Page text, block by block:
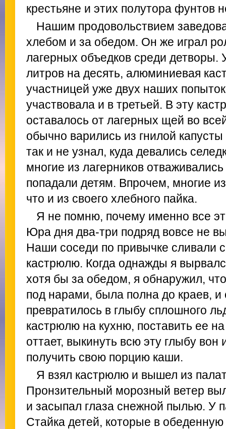
крестьяне и этих полутора фунтов
Нашим продовольствием
хлебом и за обедом. Он же играл
лагерных объедков среди детворы.
литров на десять, алюминиевая
участницей уже двух наших
участвовала и в третьей. В эту
оставалось от лагерных щей во
обычно варились из гнилой
так и не узнал, куда девались
многие из лагерников
попадали детям. Впрочем, многие
что и из своего хлебного пайка.
Я не помню, почему именно все
Юра дня два-три подряд вовсе не
Наши соседи по привычке сливали
кастрюлю. Когда однажды я
хотя бы за обедом, я обнаружил,
под нарами, была полна до краев,
превратилось в глыбу сплошного
кастрюлю на кухню, поставить ее на
оттает, выкинуть всю эту глыбу
получить свою порцию каши.
Я взял кастрюлю и вышел из
Пронзительный морозный ветер
и засыпал глаза снежной пылью. У
Стайка детей, которые в